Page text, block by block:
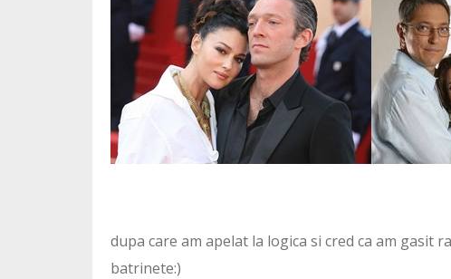
dupa care am apelat la logica si cred ca am gasit
batrinete:)